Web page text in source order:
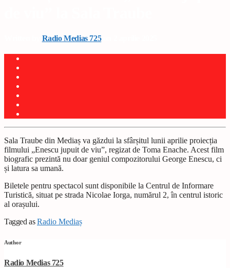
Radio Medias 725on 2 aprilie 2025
Sala Traube din Mediaș va găzdui la sfârșitul lunii aprilie proiecția
filmului „Enescu jupuit de viu”, regizat de Toma Enache. Acest film
biografic prezintă nu doar geniul compozitorului George Enescu, ci
și latura sa umană.
Biletele pentru spectacol sunt disponibile la Centrul de Informare
Turistică, situat pe strada Nicolae Iorga, numărul 2, în centrul istoric
al orașului.
Tagged asRadio Mediaș
Author
Radio Medias 725